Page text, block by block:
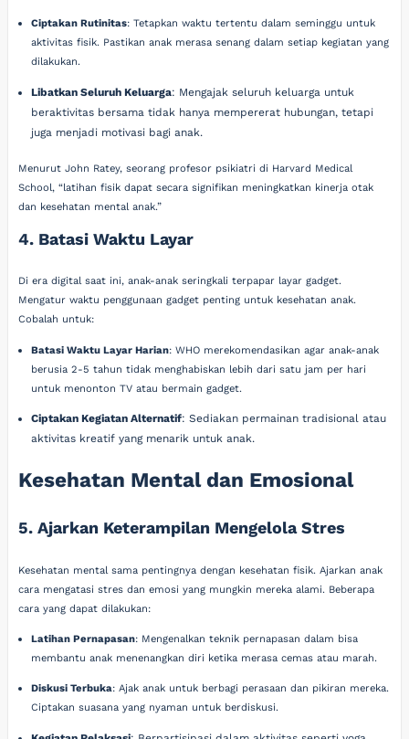
Ciptakan Rutinitas: Tetapkan waktu tertentu dalam seminggu untuk
aktivitas fisik. Pastikan anak merasa senang dalam setiap kegiatan yang
dilakukan.
Libatkan Seluruh Keluarga: Mengajak seluruh keluarga untuk
beraktivitas bersama tidak hanya mempererat hubungan, tetapi
juga menjadi motivasi bagi anak.
Menurut John Ratey, seorang profesor psikiatri di Harvard Medical
School, “latihan fisik dapat secara signifikan meningkatkan kinerja otak
dan kesehatan mental anak.”
4. Batasi Waktu Layar
Di era digital saat ini, anak-anak seringkali terpapar layar gadget.
Mengatur waktu penggunaan gadget penting untuk kesehatan anak.
Cobalah untuk:
Batasi Waktu Layar Harian: WHO merekomendasikan agar anak-anak
berusia 2-5 tahun tidak menghabiskan lebih dari satu jam per hari
untuk menonton TV atau bermain gadget.
Ciptakan Kegiatan Alternatif: Sediakan permainan tradisional atau
aktivitas kreatif yang menarik untuk anak.
Kesehatan Mental dan Emosional
5. Ajarkan Keterampilan Mengelola Stres
Kesehatan mental sama pentingnya dengan kesehatan fisik. Ajarkan anak
cara mengatasi stres dan emosi yang mungkin mereka alami. Beberapa
cara yang dapat dilakukan:
Latihan Pernapasan: Mengenalkan teknik pernapasan dalam bisa
membantu anak menenangkan diri ketika merasa cemas atau marah.
Diskusi Terbuka: Ajak anak untuk berbagi perasaan dan pikiran mereka.
Ciptakan suasana yang nyaman untuk berdiskusi.